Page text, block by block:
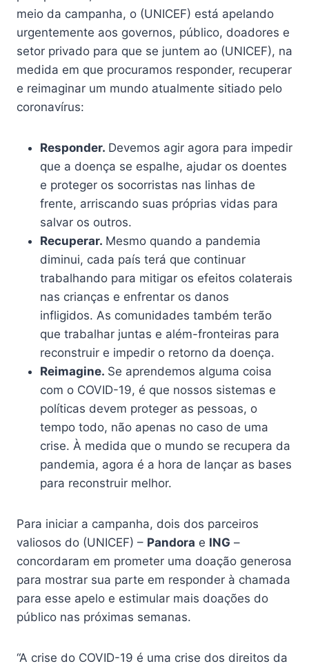
meio da campanha, o (UNICEF) está apelando
urgentemente aos governos, público, doadores e
setor privado para que se juntem ao (UNICEF), na
medida em que procuramos responder, recuperar
e reimaginar um mundo atualmente sitiado pelo
coronavírus:
Responder. Devemos agir agora para impedir
que a doença se espalhe, ajudar os doentes
e proteger os socorristas nas linhas de
frente, arriscando suas próprias vidas para
salvar os outros.
Recuperar. Mesmo quando a pandemia
diminui, cada país terá que continuar
trabalhando para mitigar os efeitos colaterais
nas crianças e enfrentar os danos
infligidos. As comunidades também terão
que trabalhar juntas e além-fronteiras para
reconstruir e impedir o retorno da doença.
Reimagine. Se aprendemos alguma coisa
com o COVID-19, é que nossos sistemas e
políticas devem proteger as pessoas, o
tempo todo, não apenas no caso de uma
crise. À medida que o mundo se recupera da
pandemia, agora é a hora de lançar as bases
para reconstruir melhor.
Para iniciar a campanha, dois dos parceiros
valiosos do (UNICEF) – Pandora e ING –
concordaram em prometer uma doação generosa
para mostrar sua parte em responder à chamada
para esse apelo e estimular mais doações do
público nas próximas semanas.
“A crise do COVID-19 é uma crise dos direitos da